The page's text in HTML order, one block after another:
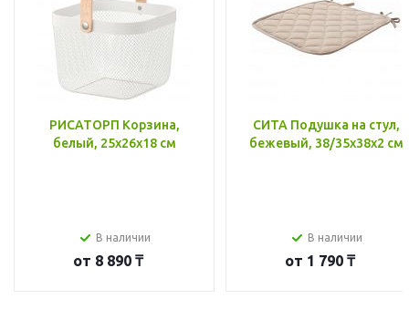
РИСАТОРП Корзина,
белый, 25x26x18 см
В наличии
от 8 890 ₸
СИТА Подушка на стул,
бежевый, 38/35x38x2 см
В наличии
от 1 790 ₸